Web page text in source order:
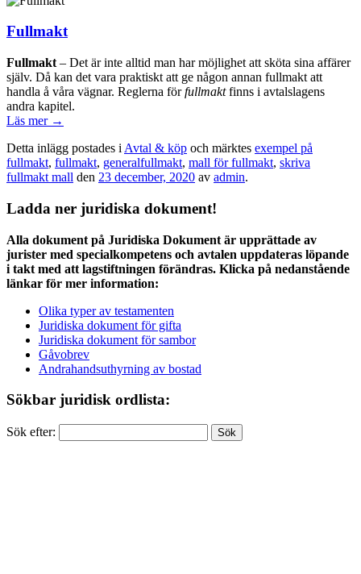
Fullmakt
Fullmakt – Det är inte alltid man har möjlighet att sköta sina affärer
själv. Då kan det vara praktiskt att ge någon annan fullmakt att
handla å våra vägnar. Reglerna förfullmaktfinns i avtalslagens
andra kapitel.
Läs mer →
Detta inlägg postades i Avtal & köp och märktes exempel på
fullmakt, fullmakt, generalfullmakt, mall för fullmakt, skriva
fullmakt mall den 23 december, 2020 av admin.
Ladda ner juridiska dokument!
Alla dokument på Juridiska Dokument är upprättade av
jurister med specialkompetens och avtalen uppdateras löpande
i takt med att lagstiftningen förändras. Klicka på nedanstående
länkar för mer information:
Olika typer av testamenten
Juridiska dokument för gifta
Juridiska dokument för sambor
Gåvobrev
Andrahandsuthyrning av bostad
Sökbar juridisk ordlista:
Sök efter: